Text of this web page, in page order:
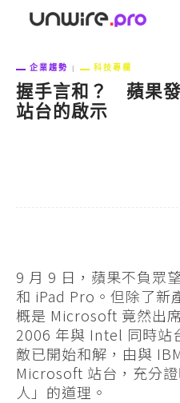
企業趨勢 科技專欄
握手言和？ 蘋果
站台的啟示
9 月 9 日，蘋果不負眾
和 iPad Pro。但除了新
概是 Microsoft 竟然出
2006 年與 Intel 同時站
敵已開始和解，由與
Microsoft 站台，充分
人」的道理。